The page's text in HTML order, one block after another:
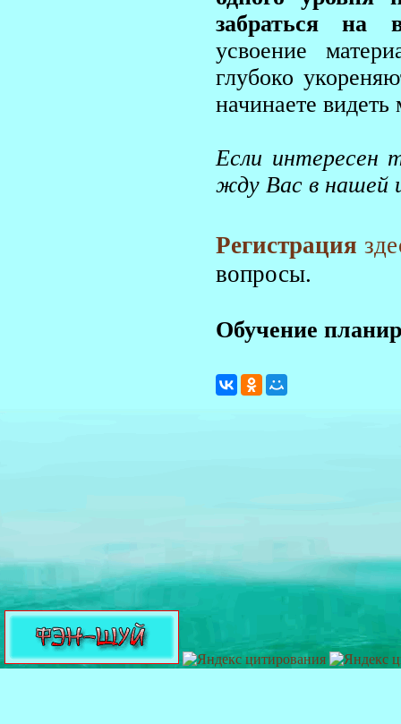
забраться на
усвоение
глубоко
начинаете
Если интересен
жду Вас в нашей
Регистрация
вопросы.
Обучение